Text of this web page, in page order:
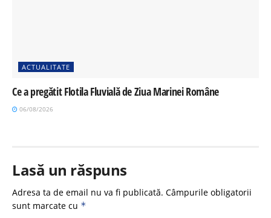
ACTUALITATE
Ce a pregătit Flotila Fluvială de Ziua Marinei Române
06/08/2026
Lasă un răspuns
Adresa ta de email nu va fi publicată. Câmpurile obligatorii
sunt marcate cu *